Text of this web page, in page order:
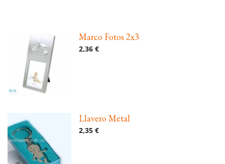
Marco Fotos 2x3
2,36 €
Llavero Metal
2,35 €